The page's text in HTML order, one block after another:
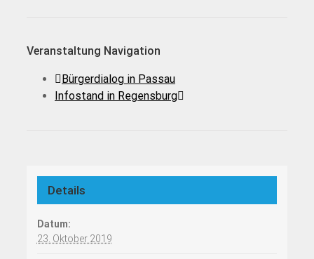
Veranstaltung Navigation
Bürgerdialog in Passau
Infostand in Regensburg
Details
Datum:
23. Oktober 2019